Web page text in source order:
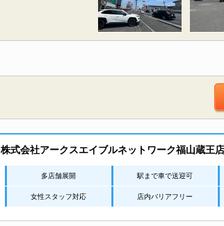
株式会社アークスエイブルネットワーク福山蔵王
多店舗展開 駅まで車で送迎可
女性スタッフ対応 店内バリアフリー